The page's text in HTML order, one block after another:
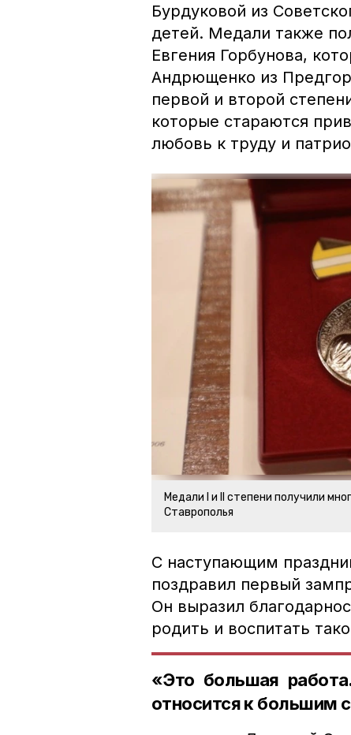
Бурдуковой из
детей. Медали также
Евгения Горбунова,
Андрющенко из
первой и второй
которые стараются
любовь к труду и
Медали I и II степени получили
Ставрополья
С наступающим
поздравил первый
Он выразил
родить и воспитать
«Это большая
относится к большим